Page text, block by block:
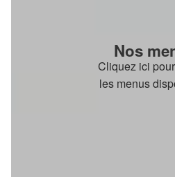
Nos
Cliquez ici
les menus